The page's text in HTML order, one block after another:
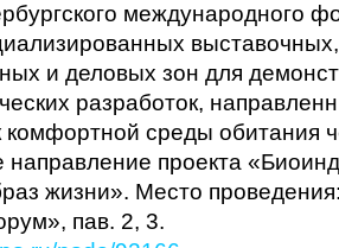
международного
и деловых зон для
разработок,
среды обитания
направление проекта
жизни». Место
пав. 2, 3.